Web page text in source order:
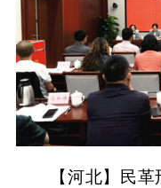
【河北】民